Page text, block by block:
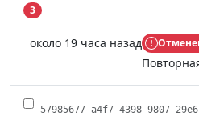
3
около 19 часа назад
57985677-a4f7-4398-9807-